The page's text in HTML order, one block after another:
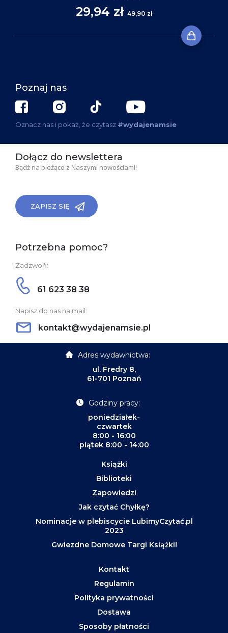
29,94 zł 49,90 zł
Poznaj nas
Oznacz nas i pokaż, że czytasz #wydajenamsie
Dołącz do newslettera
Bądź na bieżąco z Naszymi nowościami!
ZAPISZ SIĘ
Potrzebna pomoc?
Zadzwoń:
61 623 38 38
Napisz do nas na mail:
kontakt@wydajenamsie.pl
Adres wydawnictwa:
ul. Fredry 8,
61-701 Poznań
Godziny pracy:
poniedziałek-
czwartek
8:00 - 16:00
piątek 8:00 - 14:00
Książki
Biblioteki
Zapowiedzi
Jak czytać Chyłkę?
Nominacje w plebiscycie LubimyCzytać.pl
2023
Gwiezdne Domowe Targi Książki!
Kontakt
Regulamin
Polityka prywatności
Dostawa
Sposoby płatności